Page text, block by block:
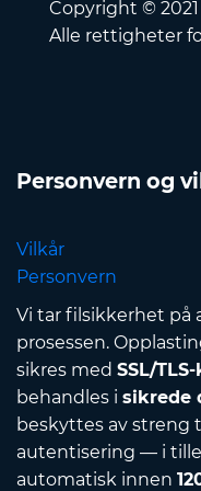
Copyright ©
Alle rettigheter
Personvern og
Vilkår
Personvern
Vi tar filsikkerhet på
prosessen.
sikres med SSL/
behandles i sikrede
beskyttes av streng
autentisering — i
automatisk innen